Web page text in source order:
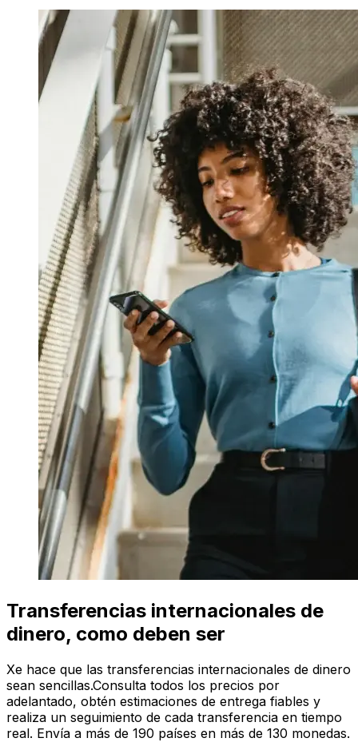
Transferencias internacionales de
dinero, como deben ser
Xe hace que las transferencias internacionales de dinero
sean sencillas.Consulta todos los precios por
adelantado, obtén estimaciones de entrega fiables y
realiza un seguimiento de cada transferencia en tiempo
real. Envía a más de 190 países en más de 130 monedas.